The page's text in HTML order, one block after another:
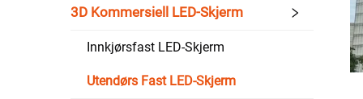
3D Kommersiell LED-Skjerm
Innkjørsfast LED-Skjerm
Utendørs Fast LED-Skjerm